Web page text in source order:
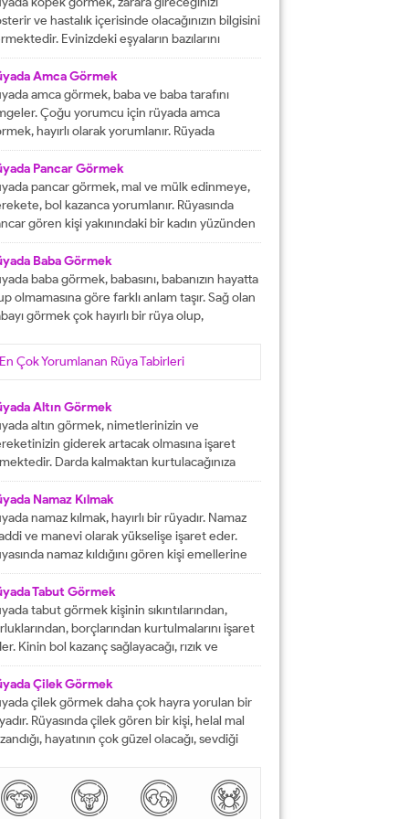
gideceğini gösterirken, ömür boyu
olan konforlu bir hayatın varlığına delalet
Ağız tadınızı bozan faktörleri...
ve hastalık içerisinde olacağınızın bilgisini
Evinizdeki eşyaların bazılarını
delalet etmektedir. Kuvvetsiz
durumun içerisinde kalacağınızın ve rahatsızlık
olacağınızın haberini vermektedir.
dönemlerin içerisinde olacağınızın
verir ve kendinizi başarısız
işaret olacaktır. Diğer yandan ise
yapacak olan kişilerden dolayı başınızın...
Amca Görmek
amca görmek, baba ve baba tarafını
Çoğu yorumcu için rüyada amca
hayırlı olarak yorumlanır. Rüyada
gören kişi, kısa süre içerisinde
çözüp, huzura kavuşacak demektir.
bu rüyayı gören kişinin sağlık sıkıntıları varsa,
çözüme ulaşacak olarak yorumlanır. İşsiz
kişinin bu rüyayı görmesi hayırlı iş
Pancar Görmek
pancar görmek, mal ve mülk edinmeye,
bol kazanca yorumlanır. Rüyasında
gören kişi yakınındaki bir kadın yüzünden
düşebilir, acı haber alabilir, başına gelecek
üzüntüye ve kedere tabir edilebilir. Bekar
rüyasında pancar görürse, yakın zamanda
yada evlenir. Evli birisinin gördüğü
rüyası, eşiyle kavgaya yada ayrılığa...
Baba Görmek
baba görmek, babasını, babanızın hayatta
olmamasına göre farklı anlam taşır. Sağ olan
görmek çok hayırlı bir rüya olup,
veren veren en değerli varlıklar, kişinin
etmiş ise ihtiyacı olanlara yardım etmesi
En Çok Yorumlanan Rüya Tabirleri
Altın Görmek
altın görmek, nimetlerinizin ve
giderek artacak olmasına işaret
Darda kalmaktan kurtulacağınıza
eder ve engelleri yok edeceğinizi
İyi bir hayata sahip olmanızın
tüm pürüzlerin yok olacağını işaret
Emeklerinizin heba olmayacağını
rüyalardan birisi şeklinde
Rüyada altın bileklik görmek,
giderek artacak olmasına delalet
Namaz Kılmak
namaz kılmak, hayırlı bir rüyadır. Namaz
ve manevi olarak yükselişe işaret eder.
namaz kıldığını gören kişi emellerine
zamanda ulaşır. Namaz, rüya da olsa kişinin
güçleneceğini ve Allah tarafından
bir kişi olduğunu gösterir. Rüyalarımızda
çoğunlukla gerçek hayatla birebir
Rüyalarımızda...
Tabut Görmek
tabut görmek kişinin sıkıntılarından,
borçlarından kurtulmalarını işaret
Kinin bol kazanç sağlayacağı, rızık ve
anlamına gelir. Rüya sırasında tabut
aynı zaman da kişinin bahtının ve
kapanmış olduğunu ifade eder. Rüyada
görmek aynı zamanda kişinin yol hazırlığına
anlamına gelir....
Çilek Görmek
çilek görmek daha çok hayra yorulan bir
Rüyasında çilek gören bir kişi, helal mal
hayatının çok güzel olacağı, sevdiği
çoğunlukla aşkı ve tutkuyu da delalet eder.
rüyasında çilek gördü mü daha çok bol